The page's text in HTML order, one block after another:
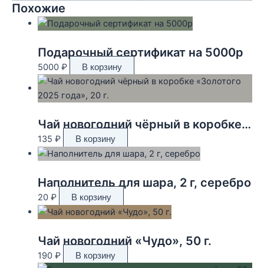
Похожие
Подарочный сертификат на 5000р
5000 ₽ В корзину
Чай новогодний чёрный в коробке «Золотого 2025 года», 20 г.
135 ₽ В корзину
Наполнитель для шара, 2 г, серебро
20 ₽ В корзину
Чай новогодний «Чудо», 50 г.
190 ₽ В корзину